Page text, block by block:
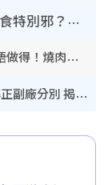
鬼門開2026｜農曆七月撞正日全食特別邪？專家警告切忌做一事！揭4大禁忌+2招保平安
鬼門開2026｜8.13鬼節禁忌 22件事唔做得！燒肉、刺身要少食？半夜勿吹口哨/打呢個電話
網傳公院改用內地/副廠藥？醫生拆解正副廠分別 揭4類人換藥隨時出事